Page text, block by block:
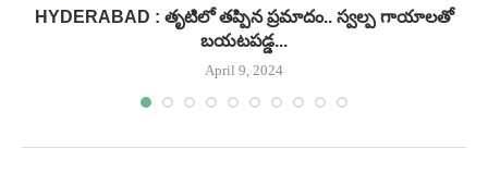
HYDERABAD : తృటిలో తప్పిన ప్రమాదం.. స్వల్ప గాయాలతో
బయటపడ్డ...
April 9, 2024